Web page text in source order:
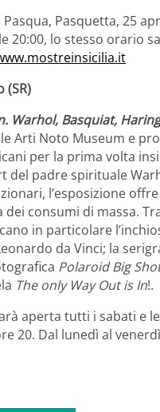
Pasquetta, 25
20:00, lo stesso orario
(SR)
Warhol, Basquiat,
Arti Noto Museum e
per la prima volta
del padre spirituale
l’esposizione
dei consumi di massa.
in particolare
da Vinci; la
PolaroidBig
The only Way Out is In!.
aperta tutti i sabati e
20. Dal lunedì al